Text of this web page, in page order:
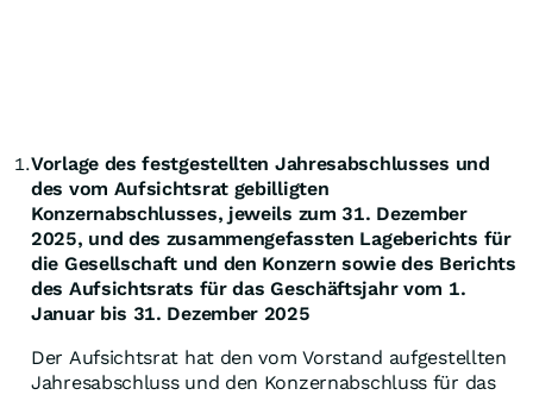
1.Vorlage des festgestellten Jahresabschlusses und
des vom Aufsichtsrat gebilligten
Konzernabschlusses, jeweils zum 31. Dezember
2025, und des zusammengefassten Lageberichts für
die Gesellschaft und den Konzern sowie des Berichts
des Aufsichtsrats für das Geschäftsjahr vom 1.
Januar bis 31. Dezember 2025
Der Aufsichtsrat hat den vom Vorstand aufgestellten
Jahresabschluss und den Konzernabschluss für das